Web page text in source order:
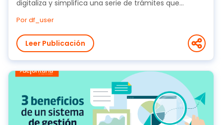
digitaliza y simplifica una serie de trámites que...
Por df_user
Leer Publicación